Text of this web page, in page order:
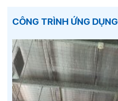
CÔNG TRÌNH ỨNG DỤNG